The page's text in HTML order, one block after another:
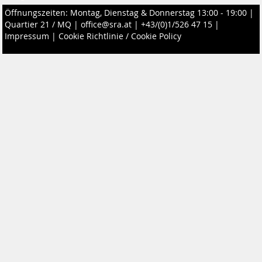
Öffnungszeiten: Montag, Dienstag & Donnerstag 13:00 - 19:00 |
Quartier 21 / MQ | office@sra.at | +43/(0)1/526 47 15 |
Impressum | Cookie Richtlinie / Cookie Policy